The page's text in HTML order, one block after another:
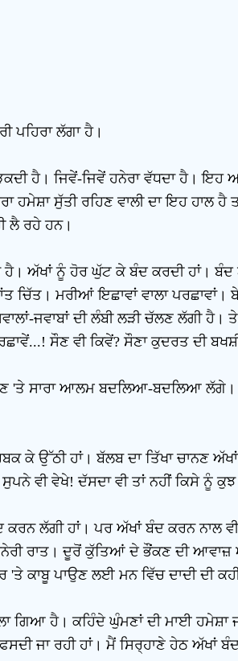
ਪਹਿਰਾ ਲੱਗਾ ਹੈ।
ਹੈ। ਜਿਵੇਂ-ਜਿਵੇਂ ਹਨੇਰਾ ਵੱਧਦਾ ਹੈ।
ਸੁੱਤੀ ਰਹਿਣ ਵਾਲੀ ਦਾ ਇਹ ਹਾਲ
ਲੈ ਰਹੇ ਹਨ।
ਹੈ। ਅੱਖਾਂ ਨੂੰ ਹੋਰ ਘੁੱਟ ਕੇ ਬੰਦ ਕਰਦੀ ਹਾਂ।
ਚਿੱਤ। ਮਰੀਆਂ ਇਛਾਵਾਂ ਵਾਲਾ
ਜਵਾਬਾਂ ਦੀ ਲੰਬੀ ਲੜੀ ਚੱਲਣ ਲੱਗੀ ਹੈ।
ਸੌਣ ਵੀ ਕਿਵੇਂ? ਸੌਣਾ ਕੁਦਰਤ ਦੀ
'ਤੇ ਸਾਰਾ ਆਲਮ ਬਦਲਿਆ-ਬਦਲਿਆ ਲੱਗੇ।
ਉੱਠੀ ਹਾਂ। ਬੱਲਬ ਦਾ ਤਿੱਖਾ ਚਾਨਣ
ਵੀ ਵੇਖੇ! ਦੱਸਦਾ ਵੀ ਤਾਂ ਨਹੀਂ ਕਿਸੇ ਨੂੰ
ਲੱਗੀ ਹਾਂ। ਪਰ ਅੱਖਾਂ ਬੰਦ ਕਰਨ ਨਾਲ
ਰਾਤ। ਦੂਰੋਂ ਕੁੱਤਿਆਂ ਦੇ ਭੌਂਕਣ ਦੀ
'ਤੇ ਕਾਬੂ ਪਾਉਣ ਲਈ ਮਨ ਵਿੱਚ ਦਾਦੀ ਦੀ
ਗਿਆ ਹੈ। ਕਹਿੰਦੇ ਘੁੰਮਣਾਂ ਦੀ ਮਾਈ
ਜਾ ਰਹੀ ਹਾਂ। ਮੈਂ ਸਿਰ੍ਹਾਣੇ ਹੇਠ ਅੱਖਾਂ